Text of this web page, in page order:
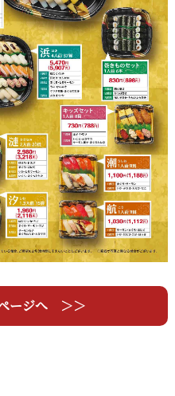
ージへ ＞＞